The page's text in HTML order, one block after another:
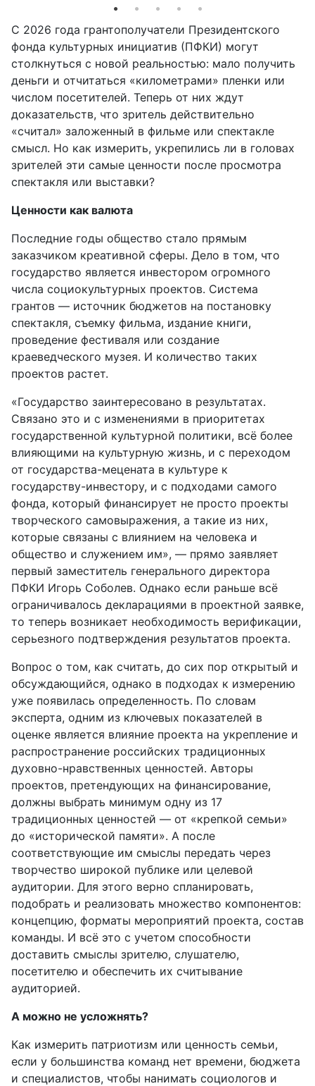
С 2026 года грантополучатели Президентского
фонда культурных инициатив (ПФКИ) могут
столкнуться с новой реальностью: мало получить
деньги и отчитаться «километрами» пленки или
числом посетителей. Теперь от них ждут
доказательств, что зритель действительно
«считал» заложенный в фильме или спектакле
смысл. Но как измерить, укрепились ли в головах
зрителей эти самые ценности после просмотра
спектакля или выставки?
Ценности как валюта
Последние годы общество стало прямым
заказчиком креативной сферы. Дело в том, что
государство является инвестором огромного
числа социокультурных проектов. Система
грантов — источник бюджетов на постановку
спектакля, съемку фильма, издание книги,
проведение фестиваля или создание
краеведческого музея. И количество таких
проектов растет.
«Государство заинтересовано в результатах.
Связано это и с изменениями в приоритетах
государственной культурной политики, всё более
влияющими на культурную жизнь, и с переходом
от государства-мецената в культуре к
государству-инвестору, и с подходами самого
фонда, который финансирует не просто проекты
творческого самовыражения, а такие из них,
которые связаны с влиянием на человека и
общество и служением им», — прямо заявляет
первый заместитель генерального директора
ПФКИ Игорь Соболев. Однако если раньше всё
ограничивалось декларациями в проектной заявке,
то теперь возникает необходимость верификации,
серьезного подтверждения результатов проекта.
Вопрос о том, как считать, до сих пор открытый и
обсуждающийся, однако в подходах к измерению
уже появилась определенность. По словам
эксперта, одним из ключевых показателей в
оценке является влияние проекта на укрепление и
распространение российских традиционных
духовно-нравственных ценностей. Авторы
проектов, претендующих на финансирование,
должны выбрать минимум одну из 17
традиционных ценностей — от «крепкой семьи»
до «исторической памяти». А после
соответствующие им смыслы передать через
творчество широкой публике или целевой
аудитории. Для этого верно спланировать,
подобрать и реализовать множество компонентов:
концепцию, форматы мероприятий проекта, состав
команды. И всё это с учетом способности
доставить смыслы зрителю, слушателю,
посетителю и обеспечить их считывание
аудиторией.
А можно не усложнять?
Как измерить патриотизм или ценность семьи,
если у большинства команд нет времени, бюджета
и специалистов, чтобы нанимать социологов и